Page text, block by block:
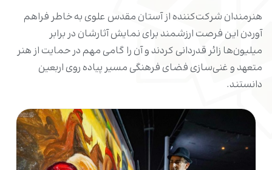
هنرمندان شرکت‌کننده از آستان مقدس علوی به خاطر فراهم
آوردن این فرصت ارزشمند برای نمایش آثارشان در برابر
میلیون‌ها زائر قدردانی کردند و آن را گامی مهم در حمایت از هنر
متعهد و غنی‌سازی فضای فرهنگی مسیر پیاده روی اربعین
دانستند.